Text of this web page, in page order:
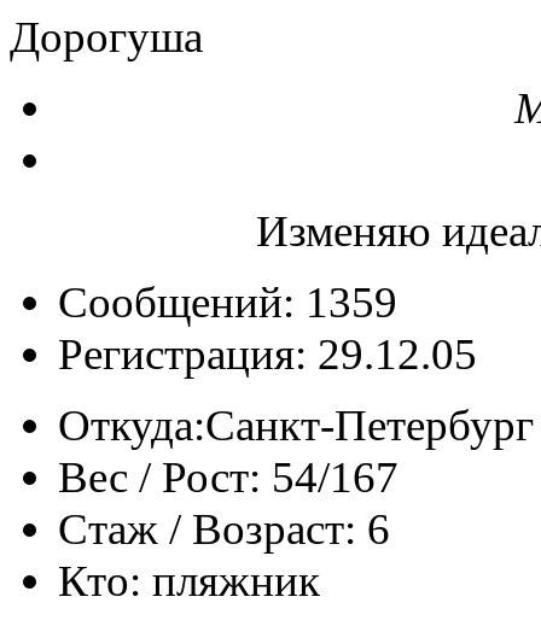
Дорогуша
Изменяю
Сообщений: 1359
Регистрация: 29.12.05
Откуда:Санкт-Петербург
Вес / Рост: 54/167
Стаж / Возраст: 6
Кто: пляжник